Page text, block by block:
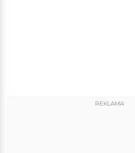
REKLAMA